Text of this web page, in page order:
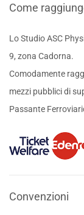
Come
Lo Studio ASC
9, zona Cadorna.
Comodamente
mezzi pubblici di
Passante
Convenzioni